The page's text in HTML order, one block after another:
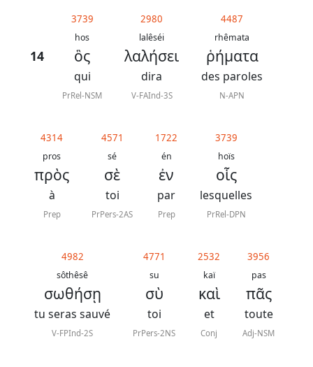
14
3739
hos
ὃς
qui
PrRel-NSM
2980
lalêséi
λαλήσει
dira
V-FAInd-3S
4487
rhêmata
ῥήματα
des paroles
N-APN
4314
pros
πρὸς
à
Prep
4571
sé
σὲ
toi
PrPers-2AS
1722
én
ἐν
par
Prep
3739
hoïs
οἷς
lesquelles
PrRel-DPN
4982
sôthêsê
σωθήσῃ
tu seras sauvé
V-FPInd-2S
4771
su
σὺ
toi
PrPers-2NS
2532
kaï
καὶ
et
Conj
3956
pas
πᾶς
toute
Adj-NSM
Abréviations
grammaticales
chapitre
Traduction